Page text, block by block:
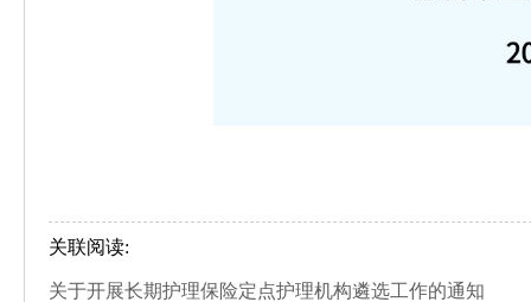
关联阅读:
关于开展长期护理保险定点护理机构遴选工作的通知